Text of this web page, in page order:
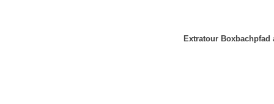
Extratour Boxbachpfad